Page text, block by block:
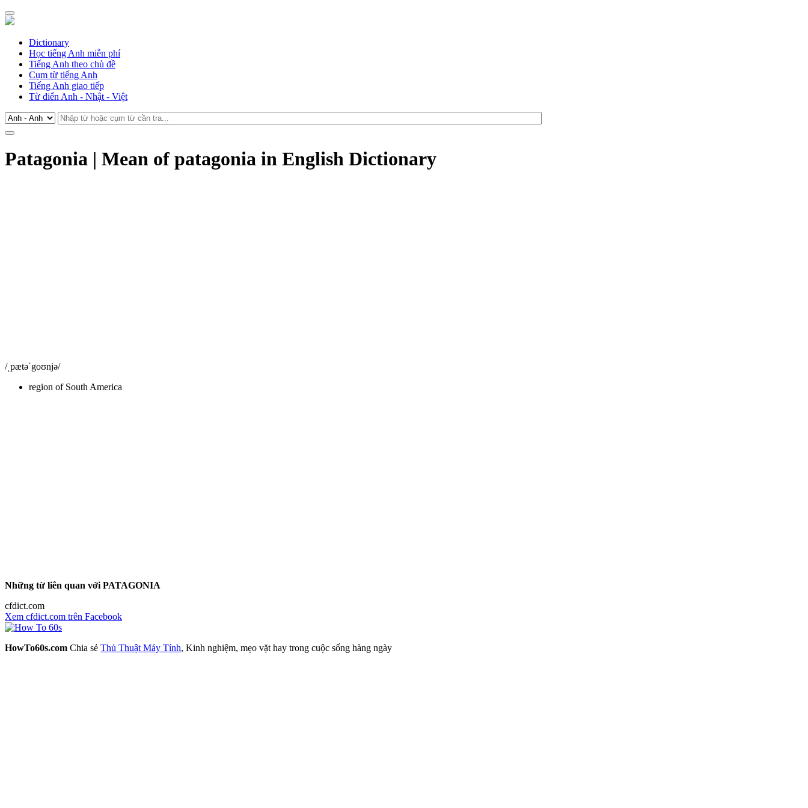
Dictionary
Học tiếng Anh miễn phí
Tiếng Anh theo chủ đề
Cụm từ tiếng Anh
Tiếng Anh giao tiếp
Từ điển Anh - Nhật - Việt
Patagonia | Mean of patagonia in English Dictionary
/ˌpætəˈgoʊnjə/
region of South America
Những từ liên quan với PATAGONIA
cfdict.com
Xem cfdict.com trên Facebook
HowTo60s.com Chia sẻ Thủ Thuật Máy Tính, Kinh nghiệm, mẹo vặt hay trong cuộc sống hàng ngày